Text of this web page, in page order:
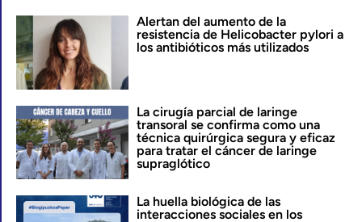
Alertan del aumento de la
resistencia de Helicobacter pylori a
los antibióticos más utilizados
La cirugía parcial de laringe
transoral se confirma como una
técnica quirúrgica segura y eficaz
para tratar el cáncer de laringe
supraglótico
La huella biológica de las
interacciones sociales en los